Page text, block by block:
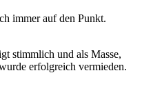
immer auf den Punkt.
stimmlich und als Masse,
erfolgreich vermieden.